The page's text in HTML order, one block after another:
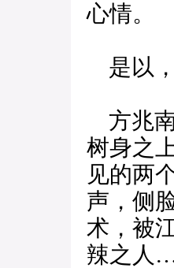
心情。
是以
方兆
树身之
见的两
声，侧
术，被
辣之人